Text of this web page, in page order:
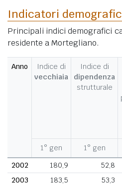
Indicatori
Principali indici demografici
residente a Mortegliano.
Anno
Indice di
vecchiaia
Indice di
dipendenza
strutturale
1° gen 1° gen
2002
180,9 52,8
2003
183,5 53,3